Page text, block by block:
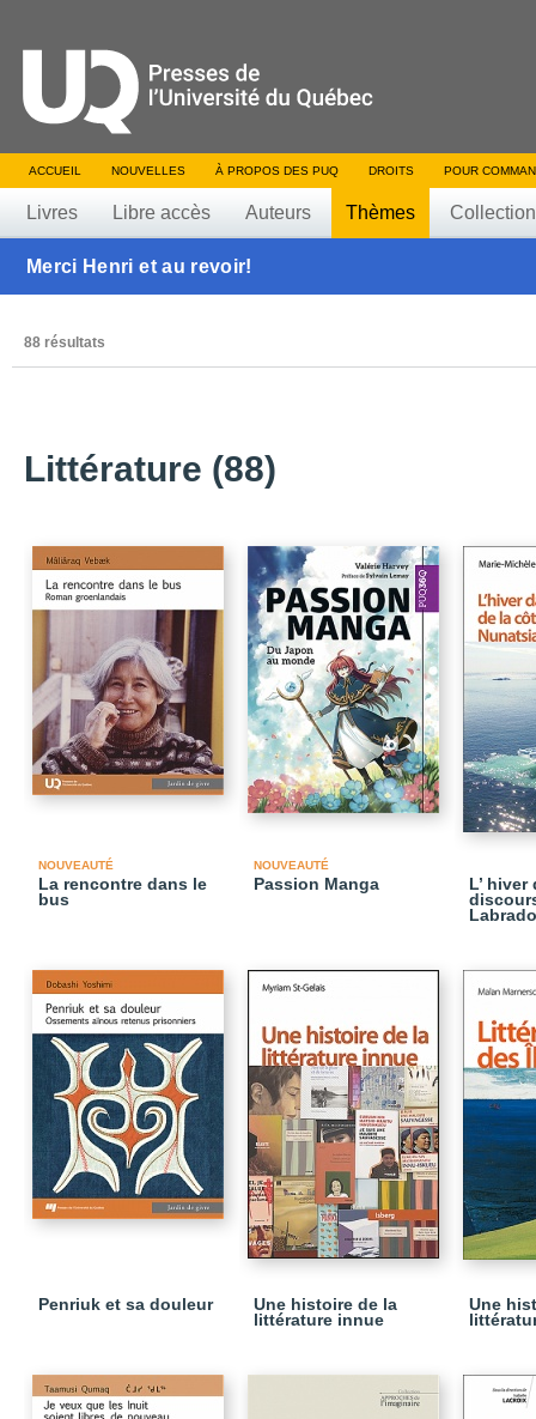
ACCUEIL NOUVELLES À PROPOS DES PUQ DROITS POUR
Livres Libre accès Auteurs Thèmes
Merci Henri et au revoir!
88 résultats
Littérature (88)
NOUVEAUTÉ
La rencontre dans le
bus
NOUVEAUTÉ
Passion Manga
L’
Penriuk et sa douleur
Une histoire de la
littérature innue
Une